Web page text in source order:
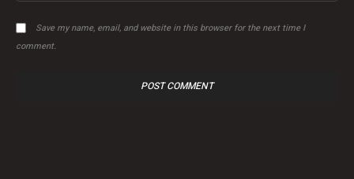
Save my name, email, and website in this browser for the next time I
comment.